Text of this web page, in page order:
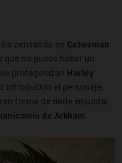
pensando en Catwoman
que no puede haber un
protagonizan Harley
introducido el personaje,
forma de darle enjundia
de Arkham